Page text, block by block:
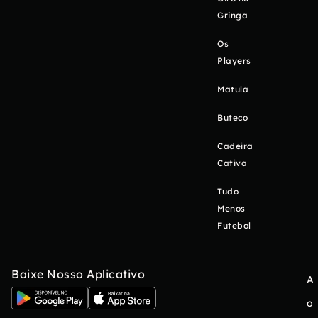
Gringa
Os
Players
Matula
Buteco
Cadeira
Cativa
Tudo
Menos
Futebol
Baixe Nosso Aplicativo
A
o